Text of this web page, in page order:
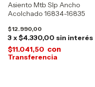
Asiento Mtb Slp Ancho
Acolchado 16834-16835
$12.990,00
3x$4.330,00 sin interés
$11.041,50 con